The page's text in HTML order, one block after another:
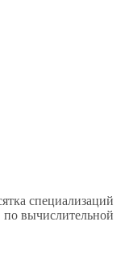
специализаций
по вычислительной